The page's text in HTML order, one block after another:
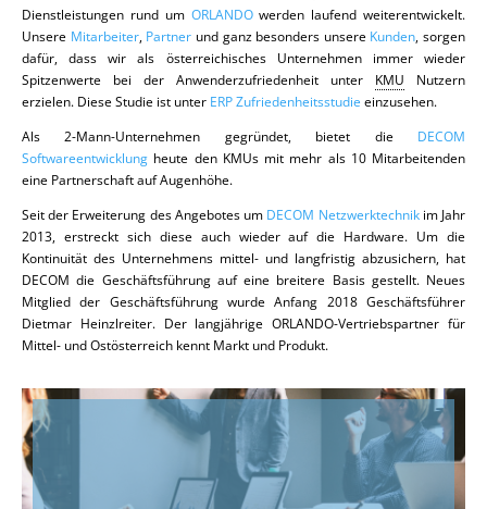
Dienstleistungen rund um ORLANDOwerden laufend weiterentwickelt.
Unsere Mitarbeiter, Partner und ganz besonders unsere Kunden, sorgen
dafür, dass wir als österreichisches Unternehmen immer wieder
Spitzenwerte bei der Anwenderzufriedenheit unter KMU Nutzern
erzielen. Diese Studie ist unter ERP Zufriedenheitsstudie einzusehen.
Als 2-Mann-Unternehmen gegründet, bietet die DECOM
Softwareentwicklung heute den KMUs mit mehr als 10 Mitarbeitenden
eine Partnerschaft auf Augenhöhe.
Seit der Erweiterung des Angebotes um DECOM Netzwerktechnikim Jahr
2013, erstreckt sich diese auch wieder auf die Hardware. Um die
Kontinuität des Unternehmens mittel- und langfristig abzusichern, hat
DECOM die Geschäftsführung auf eine breitere Basis gestellt. Neues
Mitglied der Geschäftsführung wurde Anfang 2018 Geschäftsführer
Dietmar Heinzlreiter. Der langjährige ORLANDO-Vertriebspartner für
Mittel- und Ostösterreich kennt Markt und Produkt.